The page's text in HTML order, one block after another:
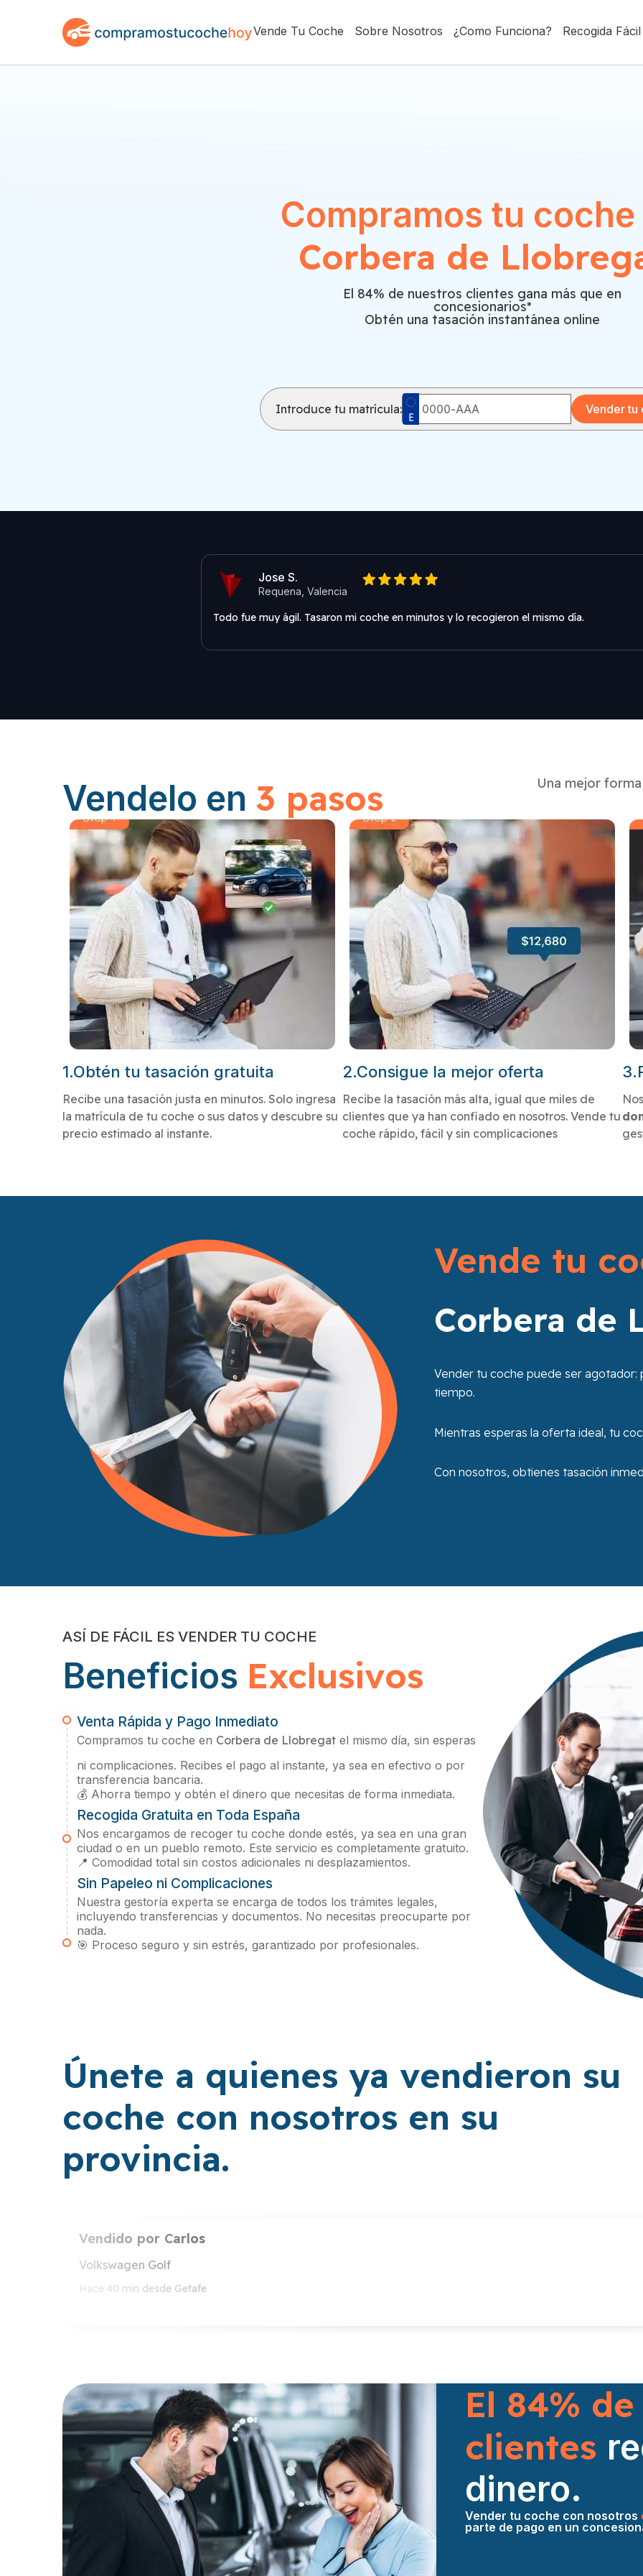
Vende Tu Coche Sobre Nosotros ¿Como Funciona? Recogida Fácil
Compramos tu coche
Corbera de
El 84% de nuestros clientes gana más que en
concesionarios*
Obtén una tasación instantánea online
Introduce tu matrícula: Vender tu
Jose S.
Requena, Valencia
Todo fue muy ágil. Tasaron mi coche en minutos y lo recogieron el mismo día.
Vendelo en 3 pasos Una mejor
1.Obtén tu tasación gratuita
Recibe una tasación justa en minutos. Solo ingresa
la matrícula de tu coche o sus datos y descubre su
precio estimado al instante.
2.Consigue la mejor oferta
Recibe la tasación más alta, igual que miles de
clientes que ya han confiado en nosotros. Vende tu
coche rápido, fácil y sin complicaciones
Vende tu
Corbera de
Vender tu coche puede ser
tiempo.
Mientras esperas la oferta ideal, tu
Con nosotros, obtienes tasación
ASÍ DE FÁCIL ES VENDER TU COCHE
Beneficios Exclusivos
Venta Rápida y Pago Inmediato
Compramos tu coche en Corbera de Llobregat el mismo día, sin esperas
ni complicaciones. Recibes el pago al instante, ya sea en efectivo o por
transferencia bancaria.
💰 Ahorra tiempo y obtén el dinero que necesitas de forma inmediata.
Recogida Gratuita en Toda España
Nos encargamos de recoger tu coche donde estés, ya sea en una gran
ciudad o en un pueblo remoto. Este servicio es completamente gratuito.
📍 Comodidad total sin costos adicionales ni desplazamientos.
Sin Papeleo ni Complicaciones
Nuestra gestoría experta se encarga de todos los trámites legales,
incluyendo transferencias y documentos. No necesitas preocuparte por
nada.
🎯 Proceso seguro y sin estrés, garantizado por profesionales.
Únete a quienes ya vendieron su
coche con nosotros en su
provincia.
Vendido por Carlos
Volkswagen Golf
Hace 40 min desde Getafe
El 84%
clientes
dinero.
Vender tu coche con nosotros
parte de pago en un